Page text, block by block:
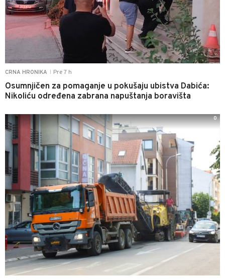
CRNA HRONIKA Pre 7 h
Osumnjičen za pomaganje u pokušaju ubistva Dabića:
Nikoliću određena zabrana napuštanja boravišta
0